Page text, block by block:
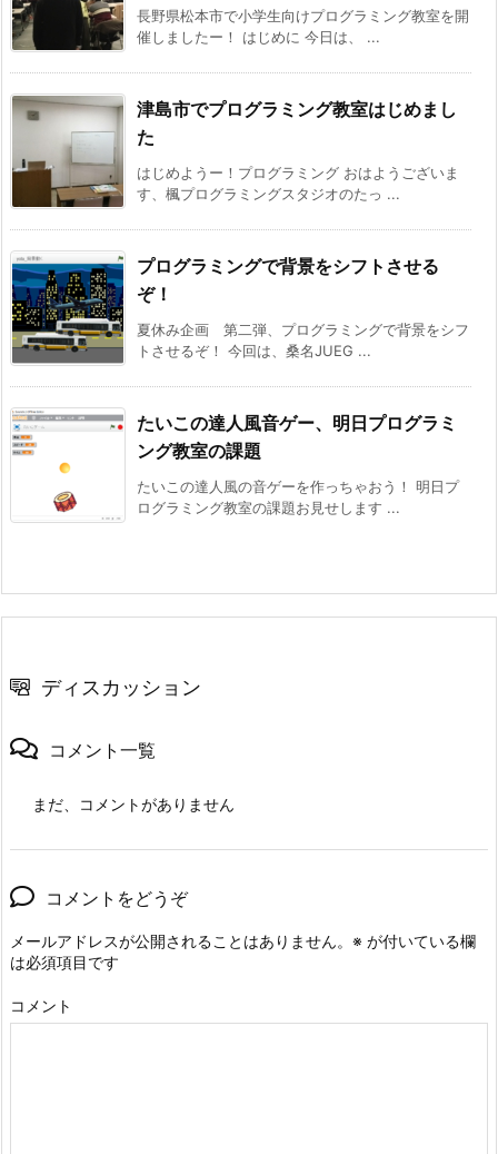
長野県松本市で小学生向けプログラミング教室を開
催しましたー！ はじめに 今日は、 ...
津島市でプログラミング教室はじめまし
た
はじめようー！プログラミング おはようございま
す、楓プログラミングスタジオのたっ ...
プログラミングで背景をシフトさせる
ぞ！
夏休み企画 第二弾、プログラミングで背景をシフ
トさせるぞ！ 今回は、桑名JUEG ...
たいこの達人風音ゲー、明日プログラミ
ング教室の課題
たいこの達人風の音ゲーを作っちゃおう！ 明日プ
ログラミング教室の課題お見せします ...
ディスカッション
コメント一覧
まだ、コメントがありません
コメントをどうぞ
メールアドレスが公開されることはありません。 ※ が付いている欄
は必須項目です
コメント